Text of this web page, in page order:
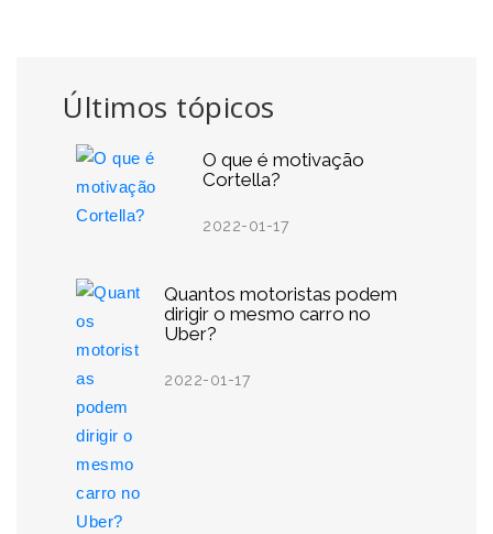
Últimos tópicos
O que é motivação
Cortella?
2022-01-17
Quantos motoristas podem
dirigir o mesmo carro no
Uber?
2022-01-17